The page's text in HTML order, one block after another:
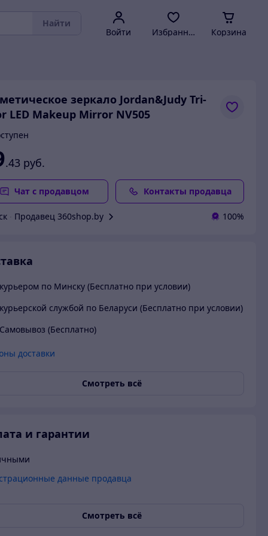
Найти
Войти Избранное Корзина
зеркало Jordan&Judy Tri-
LED Makeup Mirror NV505
.43 руб.
Чат с продавцом Контакты продавца
Продавец 360shop.by 100%
курьером по Минску (Бесплатно при условии)
курьерской службой по Беларуси (Бесплатно при условии)
Самовывоз (Бесплатно)
доставки
Смотреть всё
и гарантии
данные продавца
Смотреть всё